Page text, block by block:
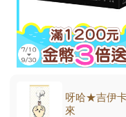
呀哈★吉伊
來